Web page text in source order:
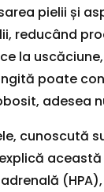
pielii și
reducând
la
poate
adesea
cunoscută